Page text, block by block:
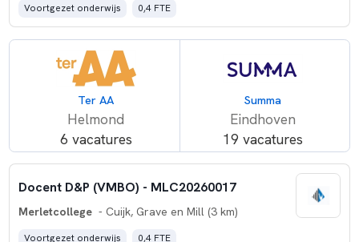
Voortgezet onderwijs 0,4 FTE
Ter AA
Helmond
6 vacatures
Summa
Eindhoven
19 vacatures
Docent D&P (VMBO) - MLC20260017
Merletcollege - Cuijk, Grave en Mill (3 km)
Voortgezet onderwijs 0,4 FTE